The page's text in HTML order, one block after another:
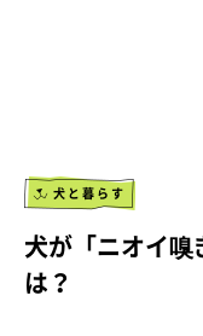
犬と暮らす
犬が「ニオイ
は？